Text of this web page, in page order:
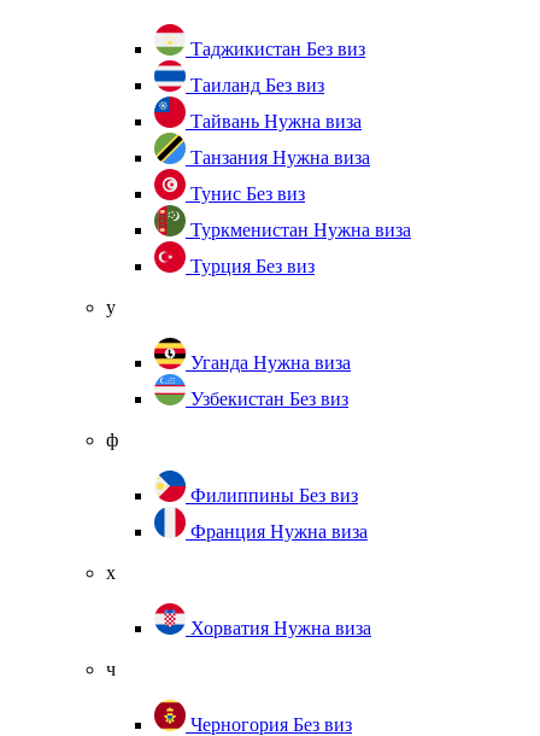
Таджикистан Без виз
Таиланд Без виз
Тайвань Нужна виза
Танзания Нужна виза
Тунис Без виз
Туркменистан Нужна виза
Турция Без виз
у
Уганда Нужна виза
Узбекистан Без виз
ф
Филиппины Без виз
Франция Нужна виза
х
Хорватия Нужна виза
ч
Черногория Без виз